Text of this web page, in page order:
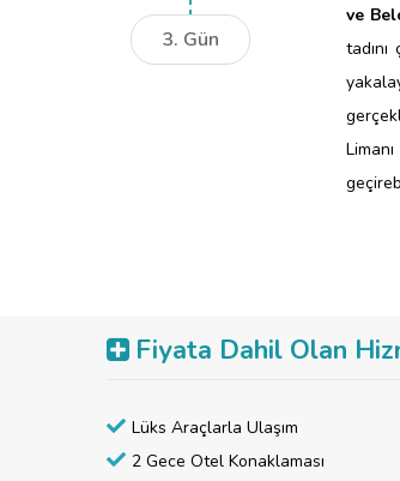
3. Gün
ve
Fiyata Dahil Olan
Lüks Araçlarla Ulaşım
2 Gece Otel Konaklaması